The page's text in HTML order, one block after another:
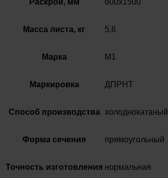
Масса листа, кг 5,6
Марка М1
Маркировка ДПРНТ
Способ производства холоднокатаный
Форма сечения прямоугольный
Точность изготовления нормальная